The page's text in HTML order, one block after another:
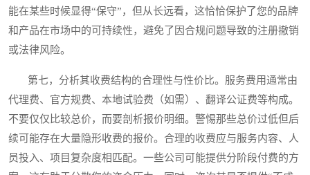
能在某些时候显得“保守”，但从长远看，这恰恰保护了您的品牌
和产品在市场中的可持续性，避免了因合规问题导致的注册撤销
或法律风险。
第七，分析其收费结构的合理性与性价比。服务费用通常由
代理费、官方规费、本地试验费（如需）、翻译公证费等构成。
不要仅仅比较总价，而要剖析报价明细。警惕那些总价过低但后
续可能存在大量隐形收费的报价。合理的收费应与服务内容、人
员投入、项目复杂度相匹配。一些公司可能提供分阶段付费的方